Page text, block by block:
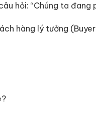
hỏi: “Chúng ta đang
hàng lý tưởng